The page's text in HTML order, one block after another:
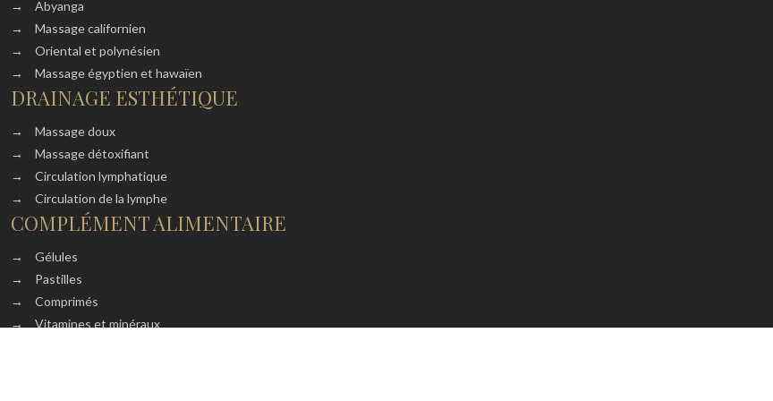
→
Abyanga
→
Massage californien
→
Oriental et polynésien
→
Massage égyptien et hawaïen
DRAINAGE ESTHÉTIQUE
→
Massage doux
→
Massage détoxifiant
→
Circulation lymphatique
→
Circulation de la lymphe
COMPLÉMENT ALIMENTAIRE
→
Gélules
→
Pastilles
→
Comprimés
→
Vitamines et minéraux